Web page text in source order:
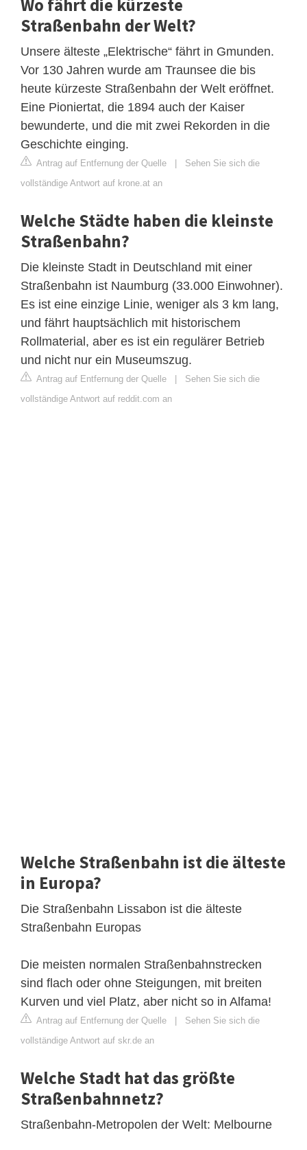
Wo fährt die kürzeste
Straßenbahn der Welt?
Unsere älteste „Elektrische“ fährt in Gmunden.
Vor 130 Jahren wurde am Traunsee die bis
heute kürzeste Straßenbahn der Welt eröffnet.
Eine Pioniertat, die 1894 auch der Kaiser
bewunderte, und die mit zwei Rekorden in die
Geschichte einging.
Antrag auf Entfernung der Quelle | Sehen Sie sich die
vollständige Antwort auf krone.at an
Welche Städte haben die kleinste
Straßenbahn?
Die kleinste Stadt in Deutschland mit einer
Straßenbahn ist Naumburg (33.000 Einwohner).
Es ist eine einzige Linie, weniger als 3 km lang,
und fährt hauptsächlich mit historischem
Rollmaterial, aber es ist ein regulärer Betrieb
und nicht nur ein Museumszug.
Antrag auf Entfernung der Quelle | Sehen Sie sich die
vollständige Antwort auf reddit.com an
Welche Straßenbahn ist die älteste
in Europa?
Die Straßenbahn Lissabon ist die älteste
Straßenbahn Europas
Die meisten normalen Straßenbahnstrecken
sind flach oder ohne Steigungen, mit breiten
Kurven und viel Platz, aber nicht so in Alfama!
Antrag auf Entfernung der Quelle | Sehen Sie sich die
vollständige Antwort auf skr.de an
Welche Stadt hat das größte
Straßenbahnnetz?
Straßenbahn-Metropolen der Welt: Melbourne